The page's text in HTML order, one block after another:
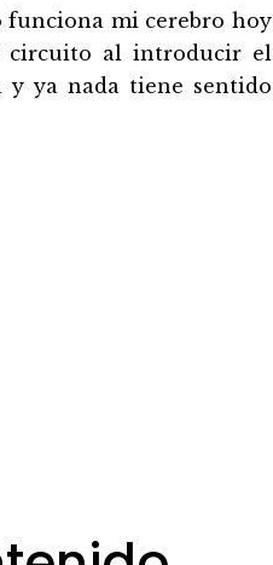
funciona mi cerebro hoy
circuito al introducir el
y ya nada tiene sentido